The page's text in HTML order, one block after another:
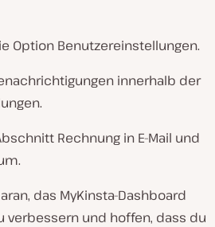
Option Benutzereinstellungen.
innerhalb der
Rechnung in E-Mail und
das MyKinsta-Dashboard
verbessern und hoffen, dass du